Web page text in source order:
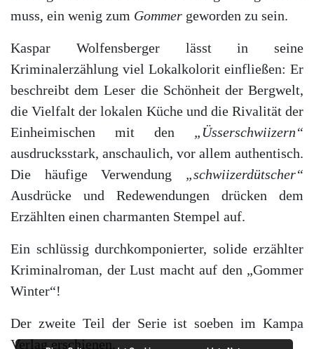
muss, ein wenig zum Gommer geworden zu sein.
Kaspar Wolfensberger lässt in seine
Kriminalerzählung viel Lokalkolorit einfließen: Er
beschreibt dem Leser die Schönheit der Bergwelt,
die Vielfalt der lokalen Küche und die Rivalität der
Einheimischen mit den „Üsserschwiizern“
ausdrucksstark, anschaulich, vor allem authentisch.
Die häufige Verwendung „schwiizerdütscher“
Ausdrücke und Redewendungen drücken dem
Erzählten einen charmanten Stempel auf.
Ein schlüssig durchkomponierter, solide erzählter
Kriminalroman, der Lust macht auf den „Gommer
Winter“!
Der zweite Teil der Serie ist soeben im Kampa
Verlag erschienen.